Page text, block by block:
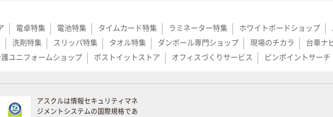
電卓特集 電池特集 タイムカード特集 ラミネーター特集 ホワイトボードショップ
洗剤特集 スリッパ特集 タオル特集 ダンボール専門ショップ 現場のチカラ 台車ナ
護ユニフォームショップ ポストイットストア オフィスづくりサービス ピンポイントサーチ
アスクルは情報セキュリティマネ
ジメントシステムの国際規格であ